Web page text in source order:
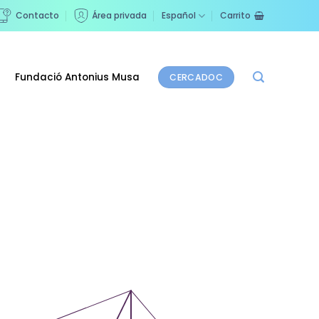
Contacto Área privada Español Carrito
Fundació Antonius Musa CERCADOC